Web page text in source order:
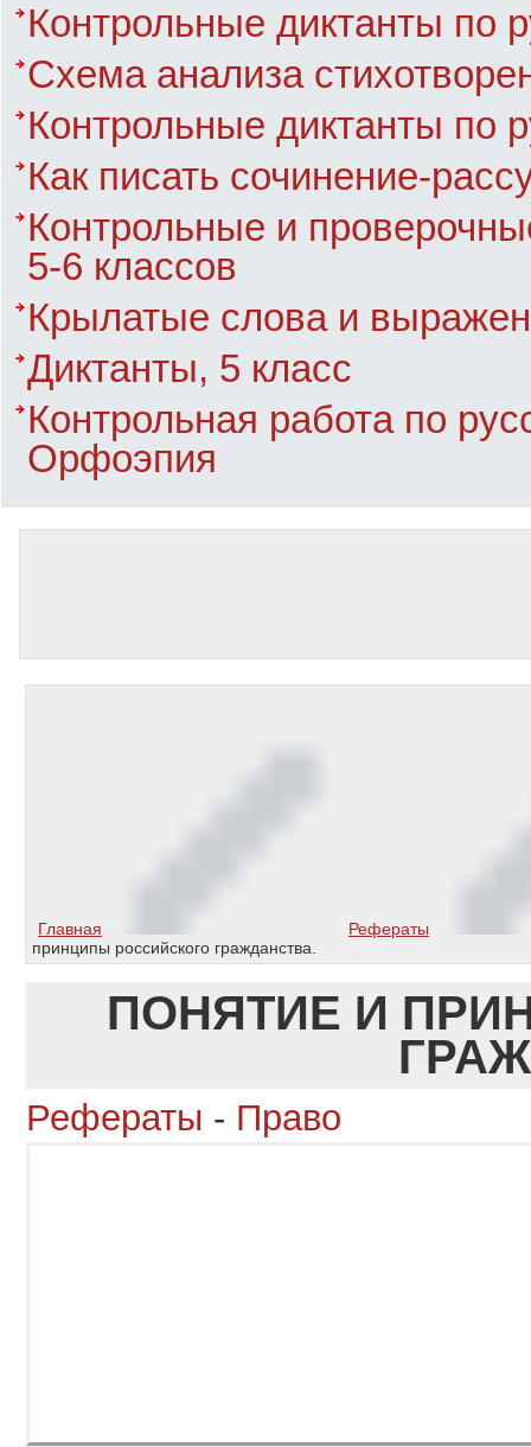
Контрольные диктанты по
Схема анализа
Контрольные диктанты по
Как писать сочинение-
Контрольные и
5-6 классов
Крылатые слова и
Диктанты, 5 класс
Контрольная работа по
Орфоэпия
Главная
Рефераты
принципы российского гражданства.
ПОНЯТИЕ И
Рефераты - Право